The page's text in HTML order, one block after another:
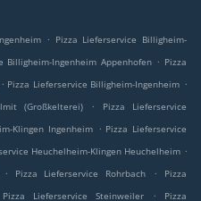
. Pizza Lieferservice Billigheim-
Billigheim-Ingenheim Appenhofen . Pizza
. Pizza Lieferservice Billigheim-Ingenheim .
(Großkelterei)
.
Pizza Lieferservice
Klingen Ingenheim . Pizza Lieferservice
Heuchelheim-Klingen Heuchelheim .
. Pizza Lieferservice Rohrbach .
Pizza
Pizza Lieferservice Steinweiler .
Pizza